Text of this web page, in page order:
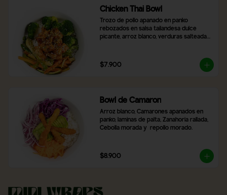
Chicken Thai Bowl
Trozo de pollo apanado en panko
rebozados en salsa tailandesa dulce
picante, arroz blanco, verduras salteadas,
$7.900
Bowl de Camaron
Arroz blanco, Camarones apanados en
panko, laminas de palta, Zanahoria rallada,
Cebolla morada y  repollo morado.
$8.900